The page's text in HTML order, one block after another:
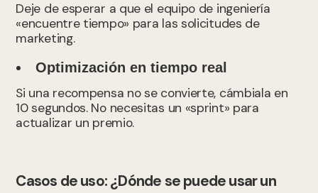
Deje de esperar a que el equipo de ingeniería
«encuentre tiempo» para las solicitudes de
marketing.
Optimización en tiempo real
Si una recompensa no se convierte, cámbiala en
10 segundos. No necesitas un «sprint» para
actualizar un premio.
Casos de uso: ¿Dónde se puede usar un